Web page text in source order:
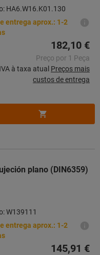
HA6.W16.K01.130
entrega aprox.: 1-2
182,10 €
Preço por 1 Peça
à taxa atual Preços mais
custos de entrega
plano (DIN6359)
W139111
entrega aprox.: 1-2
145,91 €